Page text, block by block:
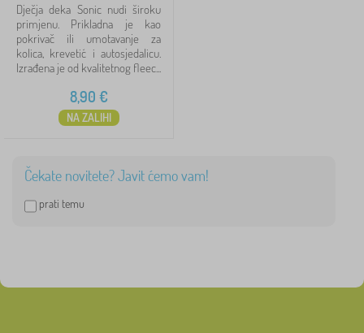
i
m
a
d
e
e
Pretraži unutar filtra
Dostupnost
Likovi iz bajki
Dječja deka Sonic nudi široku
primjenu. Prikladna je kao
pokrivač ili umotavanje za
kolica, krevetić i autosjedalicu.
Izrađena je od kvalitetnog fleec...
8,90 €
NA ZALIHI
Čekate novitete? Javit ćemo vam!
prati temu